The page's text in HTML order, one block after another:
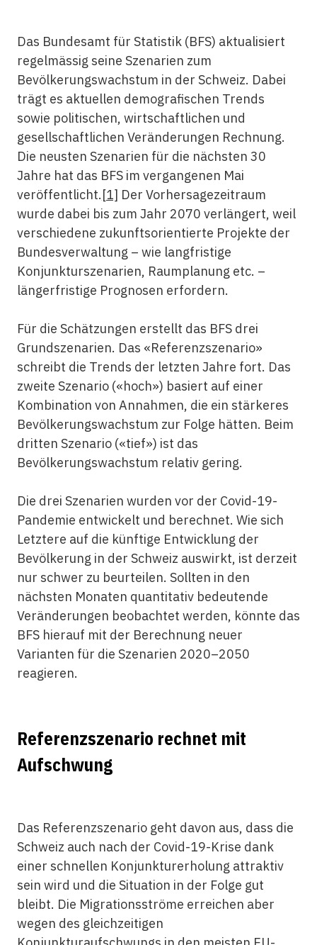
Das Bundesamt für Statistik (BFS) aktualisiert
regelmässig seine Szenarien zum
Bevölkerungswachstum in der Schweiz. Dabei
trägt es aktuellen demografischen Trends
sowie politischen, wirtschaftlichen und
gesellschaftlichen Veränderungen Rechnung.
Die neusten Szenarien für die nächsten 30
Jahre hat das BFS im vergangenen Mai
veröffentlicht.[1] Der Vorhersagezeitraum
wurde dabei bis zum Jahr 2070 verlängert, weil
verschiedene zukunftsorientierte Projekte der
Bundesverwaltung – wie langfristige
Konjunkturszenarien, Raumplanung etc. –
längerfristige Prognosen erfordern.
Für die Schätzungen erstellt das BFS drei
Grundszenarien. Das «Referenzszenario»
schreibt die Trends der letzten Jahre fort. Das
zweite Szenario («hoch») basiert auf einer
Kombination von Annahmen, die ein stärkeres
Bevölkerungswachstum zur Folge hätten. Beim
dritten Szenario («tief») ist das
Bevölkerungswachstum relativ gering.
Die drei Szenarien wurden vor der Covid-19-
Pandemie entwickelt und berechnet. Wie sich
Letztere auf die künftige Entwicklung der
Bevölkerung in der Schweiz auswirkt, ist derzeit
nur schwer zu beurteilen. Sollten in den
nächsten Monaten quantitativ bedeutende
Veränderungen beobachtet werden, könnte das
BFS hierauf mit der Berechnung neuer
Varianten für die Szenarien 2020–2050
reagieren.
Referenzszenario rechnet mit
Aufschwung
Das Referenzszenario geht davon aus, dass die
Schweiz auch nach der Covid-19-Krise dank
einer schnellen Konjunkturerholung attraktiv
sein wird und die Situation in der Folge gut
bleibt. Die Migrationsströme erreichen aber
wegen des gleichzeitigen